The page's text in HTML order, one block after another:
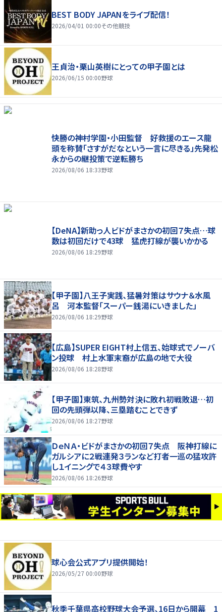
BEST BODY JAPANをライブ配信！
2026/04/01 00:00その他競技
王貞治・栗山英樹にとっての甲子園とは
2026/06/15 00:00野球
快勝の神村学園・小田監督 好救援のエース龍
頭を称賛「さすがだなという一言に尽きる」先発松
永からの継投策で逆転勝ち
2026/08/06 18:33野球
【DeNA】新助っ人ビドがまさかの初回７失点…球
数は初回だけで43球 猛虎打線が襲いかかる
2026/08/06 18:29野球
【甲子園】八王子実践、猛暑対策はサウナ＆水風
呂 河本監督「スーパー銭湯にいきました」
2026/08/06 18:29野球
【広島】SUPER EIGHT村上信五、始球式でノーバ
ン投球 村上水軍末裔が広島の地で大役
2026/08/06 18:28野球
【甲子園】東筑、九州勢対決に敗れ初戦敗退…初
回の先頭弾以降、三塁踏むことできず
2026/08/06 18:27野球
ＤｅＮＡ・ビドがまさかの初回７失点 阪神打線に
ガルシアに２戦連発３ランなど打者一巡の猛攻許
し１イニングで４３球費やす
2026/08/06 18:26野球
球心会公式アプリ提供開始！
2026/05/27 00:00野球
秋季千葉県高校野球大会予選、16日から開幕 1